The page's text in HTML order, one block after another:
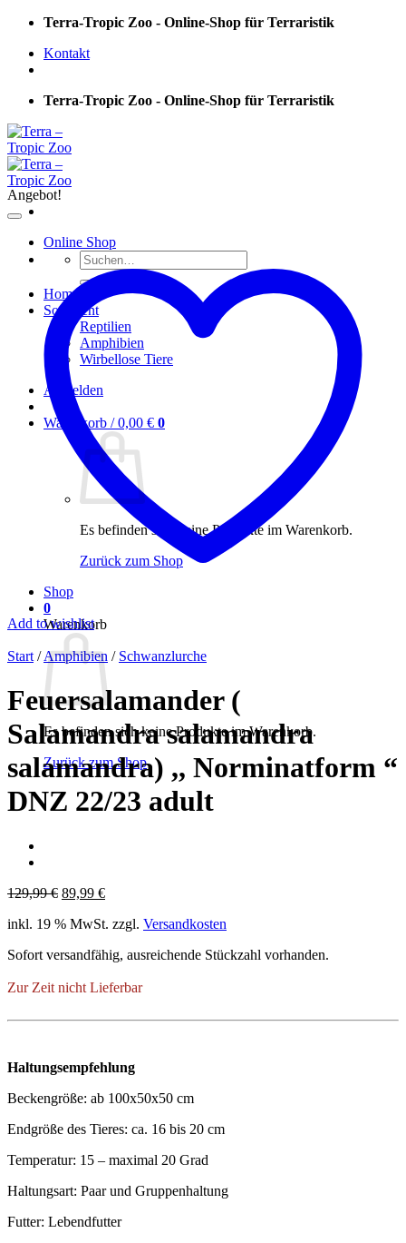
Skip
content
Terra-Tropic Zoo - Online-Shop für Terraristik
Kontakt
Terra-Tropic Zoo - Online-Shop für Terraristik
Online Shop
Suchen
nach:
Home
Sortiment
Reptilien
Amphibien
Wirbellose Tiere
Anmelden
Warenkorb /0,00 € 0
Es befinden sich keine Produkte im Warenkorb.
Zurück zum Shop
Shop
0
Warenkorb
Es befinden sich keine Produkte im Warenkorb.
Zurück zum Shop
Angebot!
Add to wishlist
Start / Amphibien / Schwanzlurche
Feuersalamander (
Salamandra salamandra
salamandra) ,, Norminatform “
DNZ 22/23 adult
129,99€ Ursprünglicher
war:
89,99 €Aktueller
ist:
inkl. 19 % MwSt. zzgl. Versandkosten
Sofort versandfähig, ausreichende Stückzahl vorhanden.
Zur Zeit nicht Lieferbar
Haltungsempfehlung
Beckengröße: ab 100x50x50 cm
Endgröße des Tieres: ca. 16 bis 20 cm
Temperatur: 15 – maximal 20 Grad
Haltungsart: Paar und Gruppenhaltung
Futter: Lebendfutter